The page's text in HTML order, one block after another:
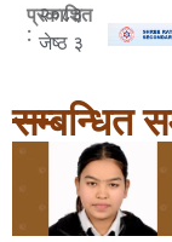
प्रकाशित
:
२०८३
जेष्ठ ३
सम्बन्धित